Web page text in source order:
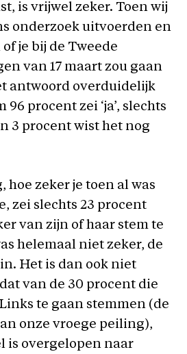
is vrijwel zeker. Toen wij
onderzoek uitvoerden en
je bij de Tweede
van 17 maart zou gaan
antwoord overduidelijk
procent zei ‘ja’, slechts
3 procent wist het nog
hoe zeker je toen al was
zei slechts 23 procent
van zijn of haar stem te
helemaal niet zeker, de
Het is dan ook niet
van de 30 procent die
te gaan stemmen (de
onze vroege peiling),
is overgelopen naar